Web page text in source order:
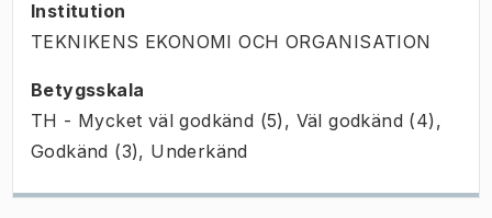
Institution
TEKNIKENS EKONOMI OCH ORGANISATION
Betygsskala
TH - Mycket väl godkänd (5), Väl godkänd (4),
Godkänd (3), Underkänd